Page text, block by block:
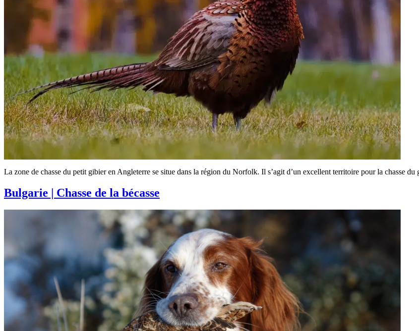
La zone de chasse du petit gibier en Angleterre se situe dans la région du Norfolk. Il s’agit d’un excellent territoire pour la chasse
Bulgarie | Chasse de la bécasse